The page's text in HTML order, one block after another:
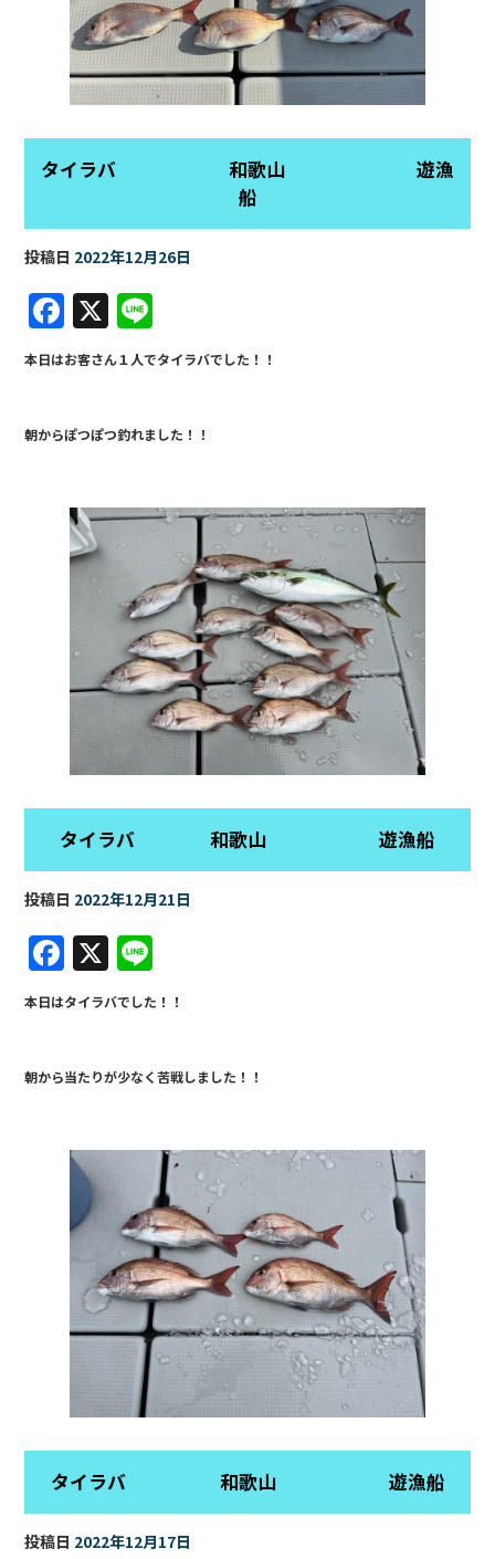
タイラバ 和歌山 遊漁
船
投稿日 2022年12月26日
F
a
c
e
b
o
k
X
n
e
本日はお客さん１人でタイラバでした！！
朝からぽつぽつ釣れました！！
タイラバ 和歌山 遊漁船
投稿日 2022年12月21日
F
a
c
e
b
o
k
X
n
e
本日はタイラバでした！！
朝から当たりが少なく苦戦しました！！
タイラバ 和歌山 遊漁船
投稿日 2022年12月17日